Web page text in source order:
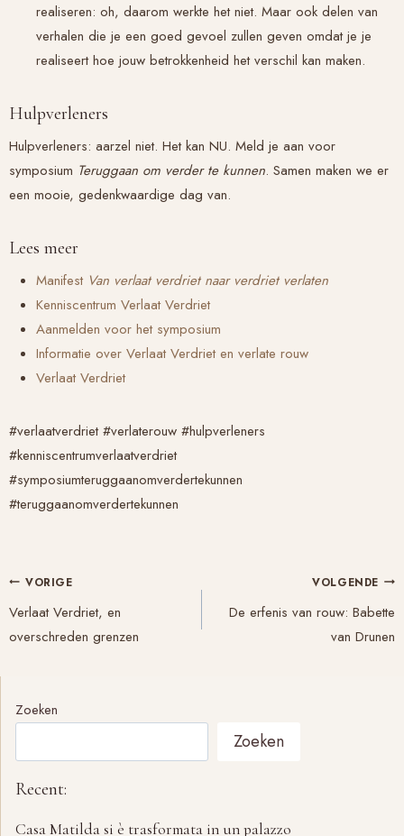
realiseren: oh, daarom werkte het niet. Maar ook delen van
verhalen die je een goed gevoel zullen geven omdat je je
realiseert hoe jouw betrokkenheid het verschil kan maken.
Hulpverleners
Hulpverleners: aarzel niet. Het kan NU. Meld je aan voor
symposium Teruggaan om verder te kunnen. Samen maken we er
een mooie, gedenkwaardige dag van.
Lees meer
Manifest Van verlaat verdriet naar verdriet verlaten
Kenniscentrum Verlaat Verdriet
Aanmelden voor het symposium
Informatie over Verlaat Verdriet en verlate rouw
Verlaat Verdriet
#verlaatverdriet #verlaterouw #hulpverleners
#kenniscentrumverlaatverdriet
#symposiumteruggaanomverdertekunnen
#teruggaanomverdertekunnen
Bericht
navigatie
VORIGE
Verlaat Verdriet, en
overschreden grenzen
VOLGENDE
De erfenis van rouw: Babette
van Drunen
Zoeken
Zoeken
Recent:
Casa Matilda si è trasformata in un palazzo